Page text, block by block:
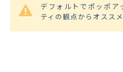
デフォルトでポッポア
ティの観点からオスス